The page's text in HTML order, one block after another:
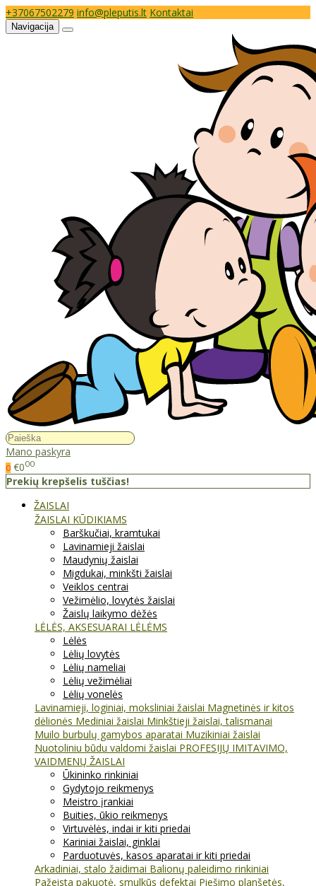
+37067502279 info@pleputis.lt Kontaktai
Navigacija
Mano paskyra
0 €000
Prekių krepšelis tuščias!
ŽAISLAI
ŽAISLAI KŪDIKIAMS
Barškučiai, kramtukai
Lavinamieji žaislai
Maudynių žaislai
Migdukai, minkšti žaislai
Veiklos centrai
Vežimėlio, lovytės žaislai
Žaislų laikymo dėžės
LĖLĖS, AKSESUARAI LĖLĖMS
Lėlės
Lėlių lovytės
Lėlių nameliai
Lėlių vežimėliai
Lėlių vonelės
Lavinamieji, loginiai, moksliniai žaislai Magnetinės ir kitos
dėlionės Mediniai žaislai Minkštieji žaislai, talismanai
Muilo burbulų gamybos aparatai Muzikiniai žaislai
Nuotoliniu būdu valdomi žaislai PROFESIJŲ IMITAVIMO,
VAIDMENŲ ŽAISLAI
Ūkininko rinkiniai
Gydytojo reikmenys
Meistro įrankiai
Buities, ūkio reikmenys
Virtuvėlės, indai ir kiti priedai
Kariniai žaislai, ginklai
Parduotuvės, kasos aparatai ir kiti priedai
Arkadiniai, stalo žaidimai Balionų paleidimo rinkiniai
Pažeista pakuotė, smulkūs defektai Piešimo planšetės,